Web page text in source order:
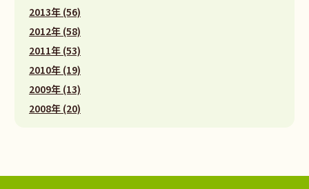
2013年 (56)
2012年 (58)
2011年 (53)
2010年 (19)
2009年 (13)
2008年 (20)